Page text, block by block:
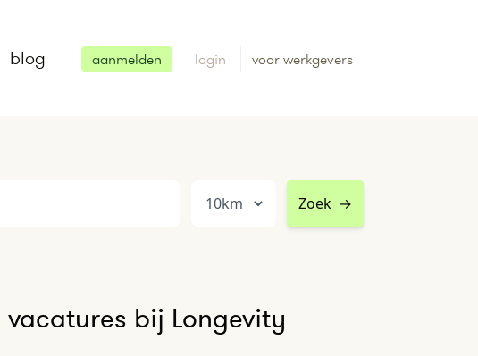
blog aanmelden login voor werkgevers
Zoek →
vacatures bij Longevity